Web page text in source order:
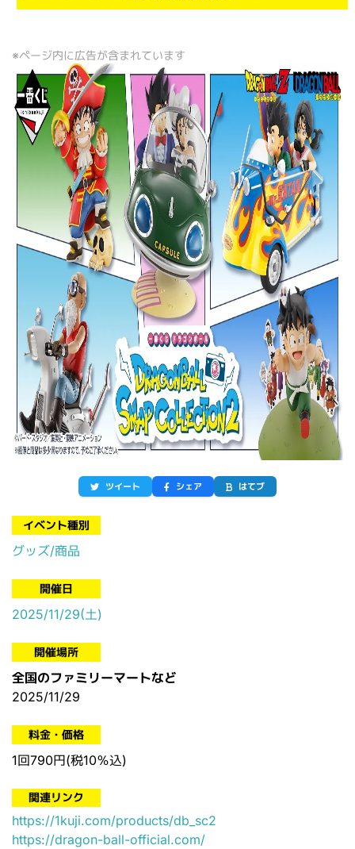
※ページ内に広告が含まれています
ツイート シェア はてブ
イベント種別
グッズ/商品
開催日
2025/11/29(土)
開催場所
全国のファミリーマートなど
2025/11/29
料金・価格
1回790円(税10％込)
関連リンク
https://1kuji.com/products/db_sc2
https://dragon-ball-official.com/